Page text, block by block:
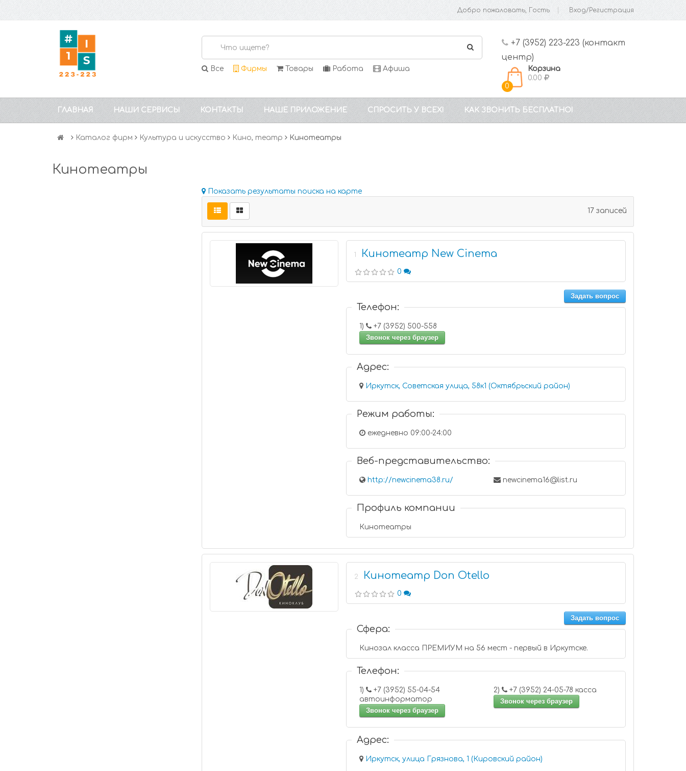
Добро пожаловать, Гость Вход/Регистрация
Все Фирмы Товары Работа Афиша
+7 (3952) 223-223 (контакт
центр)
0
Корзина
0.00
ГЛАВНАЯ НАШИ СЕРВИСЫ КОНТАКТЫ НАШЕ ПРИЛОЖЕНИЕ СПРОСИТЬ У ВСЕХ! КАК ЗВОНИТЬ БЕСПЛАТНО!
Каталог фирм Культура и искусство Кино, театр Кинотеатры
Кинотеатры
Показать результаты поиска на карте
17 записей
1 Кинотеатр New Cinema
0
Задать вопрос
Телефон:
1)
+7 (3952) 500-558
Звонок через браузер
Адрес:
Иркутск, Советская улица, 58к1 (Октябрьский район)
Режим работы:
ежедневно 09:00-24:00
Веб-представительство:
http://newcinema38.ru/ newcinema16@list.ru
Профиль компании
Кинотеатры
2 Кинотеатр Don Otello
0
Задать вопрос
Сфера:
Кинозал класса ПРЕМИУМ на 56 мест - первый в Иркутске.
Телефон:
1)
+7 (3952) 55-04-54
автоинформатор
Звонок через браузер
2)
+7 (3952) 24-05-78 касса
Звонок через браузер
Адрес:
Иркутск, улица Грязнова, 1 (Кировский район)